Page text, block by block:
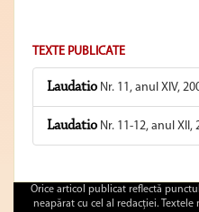
TEXTE PUBLICATE
Laudatio Nr. 11, anul XIV,
Laudatio Nr. 11-12, anul XII,
Orice articol publicat reflectă
neapărat cu cel al redacţiei.